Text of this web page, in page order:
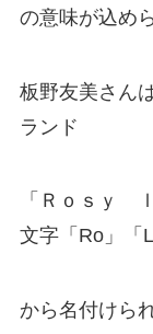
の意味が込め
板野友美さん
ランド
「Ｒｏｓｙ
文字「Ro」「
から名付けら